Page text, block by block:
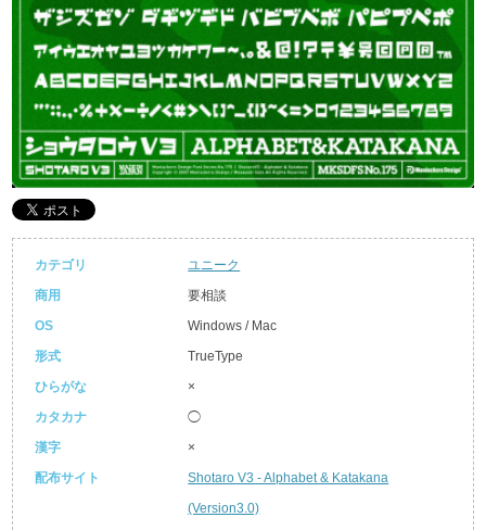
カテゴリ
ユニーク
商用
要相談
OS
Windows / Mac
形式
TrueType
ひらがな
×
カタカナ
◯
漢字
×
配布サイト
Shotaro V3 - Alphabet & Katakana
(Version3.0)